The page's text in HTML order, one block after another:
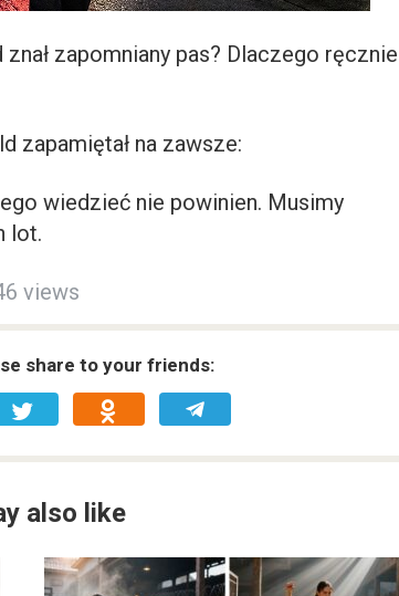
zapomniany pas? Dlaczego ręcznie
zapamiętał na zawsze:
wiedzieć nie powinien. Musimy
lot.
views
share to your friends:
also like